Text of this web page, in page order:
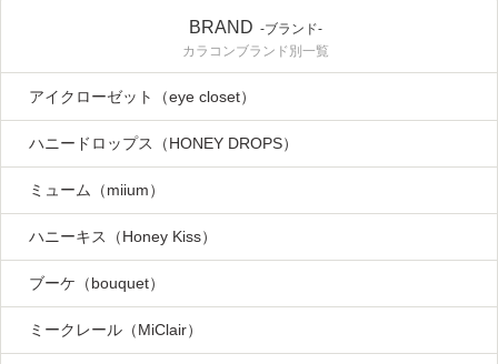
BRAND -ブランド-
カラコンブランド別一覧
アイクローゼット（eye closet）
ハニードロップス（HONEY DROPS）
ミューム（miium）
ハニーキス（Honey Kiss）
ブーケ（bouquet）
ミークレール（MiClair）